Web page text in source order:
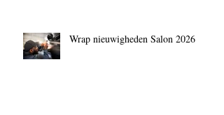
Wrap nieuwigheden Salon 2026